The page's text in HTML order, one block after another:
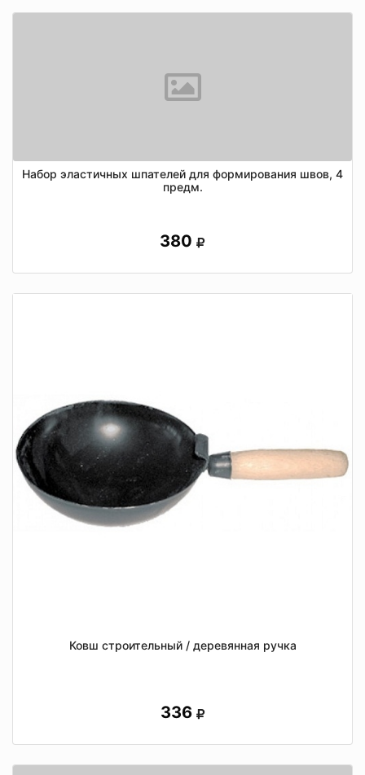
Набор эластичных шпателей для формирования швов, 4
предм.
380
Ковш строительный / деревянная ручка
336